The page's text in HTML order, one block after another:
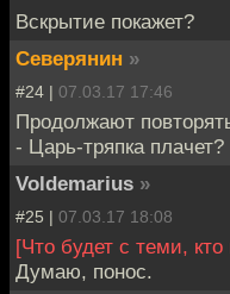
Вскрытие покажет?
Северянин »
#24 | 07.03.17 17:46
Продолжают
- Царь-тряпка
Voldemarius »
#25 | 07.03.17 18:08
[Что будет с теми,
Думаю, понос.